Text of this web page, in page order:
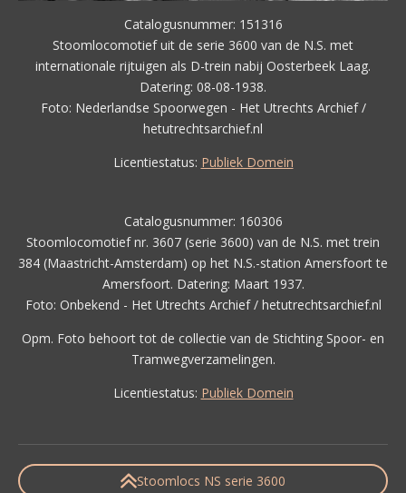
Catalogusnummer: 151316
Stoomlocomotief uit de serie 3600 van de N.S. met
internationale rijtuigen als D-trein nabij Oosterbeek Laag.
Datering: 08-08-1938.
Foto: Nederlandse Spoorwegen - Het Utrechts Archief /
hetutrechtsarchief.nl
Licentiestatus: Publiek Domein
Catalogusnummer: 160306
Stoomlocomotief nr. 3607 (serie 3600) van de N.S. met trein
384 (Maastricht-Amsterdam) op het N.S.-station Amersfoort te
Amersfoort. Datering: Maart 1937.
Foto: Onbekend - Het Utrechts Archief / hetutrechtsarchief.nl
Opm. Foto behoort tot de collectie van de Stichting Spoor- en
Tramwegverzamelingen.
Licentiestatus: Publiek Domein
Stoomlocs NS serie 3600